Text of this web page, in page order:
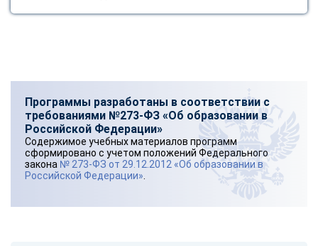
Программы разработаны в соответствии с
требованиями №273-ФЗ «Об образовании в
Российской Федерации»
Содержимое учебных материалов программ
сформировано с учетом положений Федерального
закона № 273-ФЗ от 29.12.2012 «Об образовании в
Российской Федерации»